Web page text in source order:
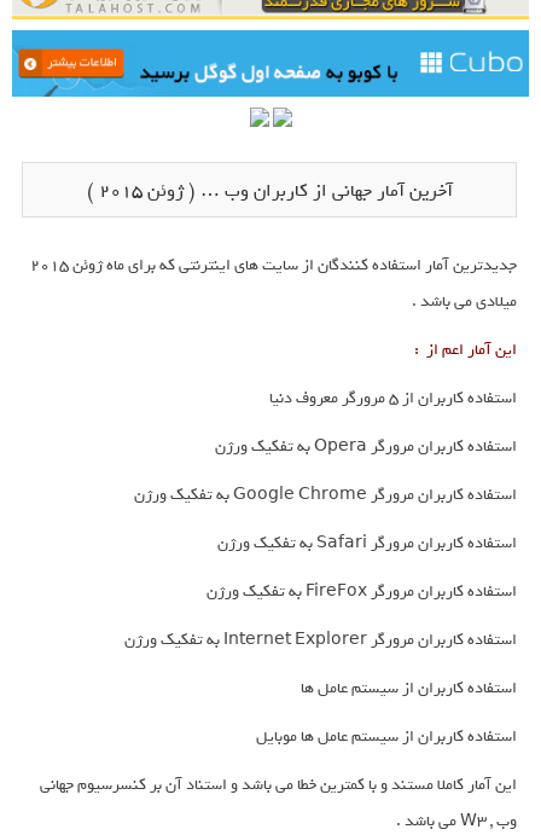
آخرین آمار جهانی از کاربران وب … ( ژوئن 2015 )
جدیدترین آمار استفاده کنندگان از سایت های اینترنتی که برای ماه ژوئن 2015
میلادی می باشد .
این آمار اعم از :
استفاده کاربران از 5 مرورگر معروف دنیا
استفاده کاربران مرورگر Opera به تفکیک ورژن
استفاده کاربران مرورگر Google Chrome به تفکیک ورژن
استفاده کاربران مرورگر Safari به تفکیک ورژن
استفاده کاربران مرورگر FireFox به تفکیک ورژن
استفاده کاربران مرورگر Internet Explorer به تفکیک ورژن
استفاده کاربران از سیستم عامل ها
استفاده کاربران از سیستم عامل ها موبایل
این آمار کاملا مستند و با کمترین خطا می باشد و استناد آن بر کنسرسیوم جهانی
وب , W3 می باشد .